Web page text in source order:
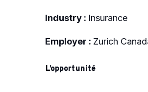
Industry : Insurance
Employer : Zurich
L’opportunité